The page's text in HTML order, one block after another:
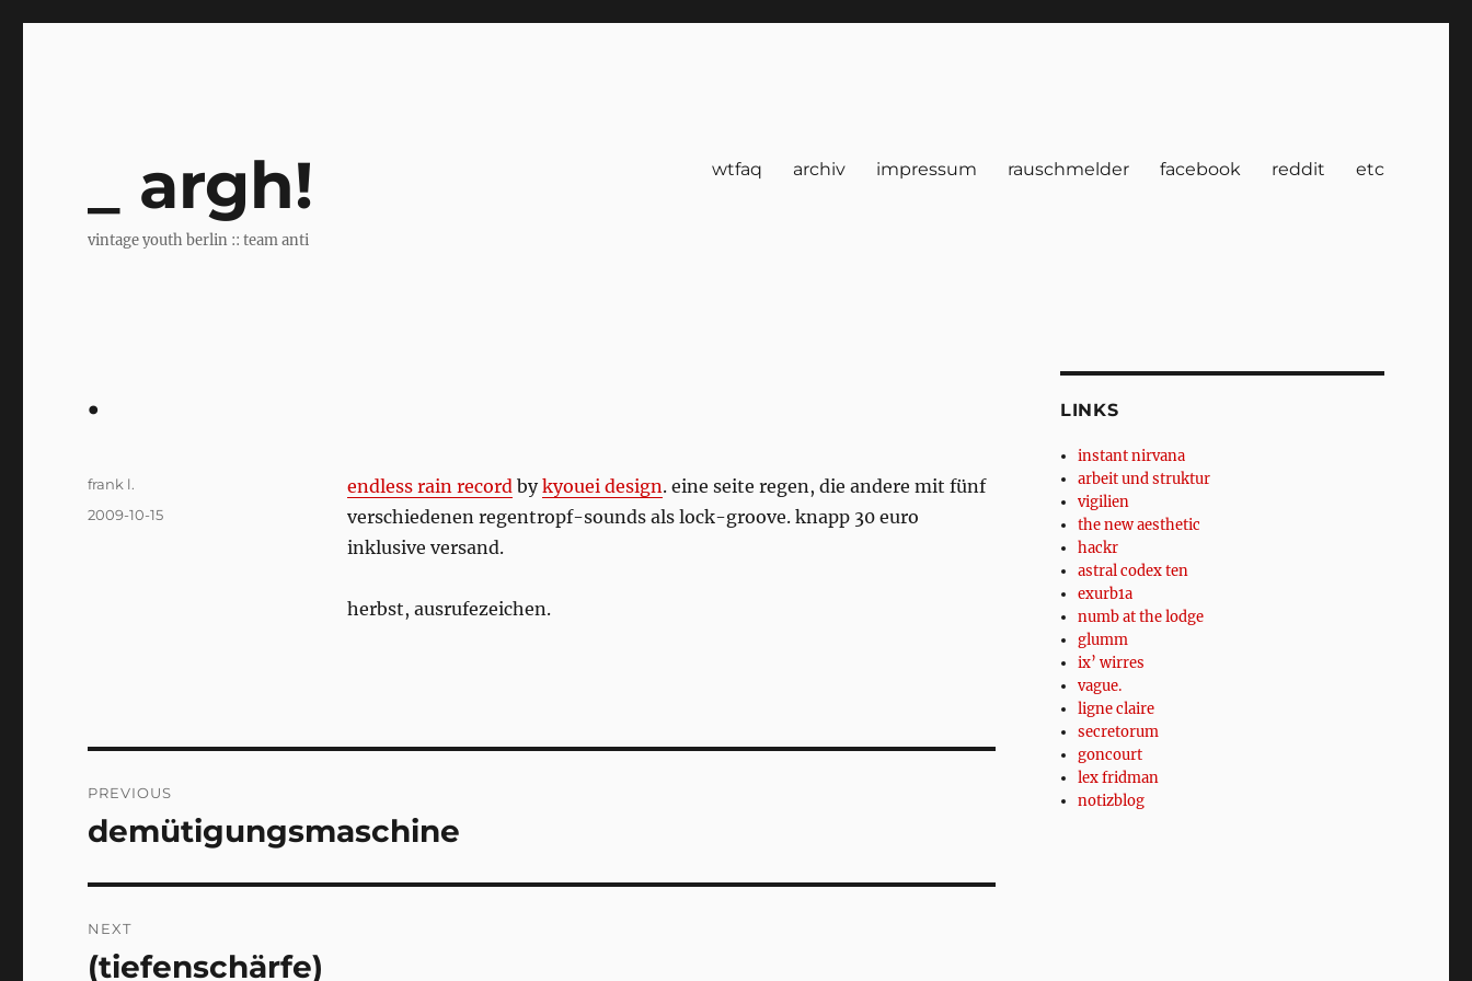
argh!
vintage youth berlin :: team anti
wtfaq archiv impressum rauschmelder facebook reddit etc
.
endless rain recordbykyouei design. eine seite regen, die andere mit fünf
verschiedenen regentropf-sounds als lock-groove. knapp 30 euro
inklusive versand.
herbst, ausrufezeichen.
Author
frank l.
Posted
2009-10-15
navigation
PREVIOUS
Previous
demütigungsmaschine
NEXT
Next
(tiefenschärfe)
LINKS
instant nirvana
arbeit und struktur
vigilien
the new aesthetic
hackr
astral codex ten
exurb1a
numb at the lodge
glumm
ix’ wirres
vague.
ligne claire
secretorum
goncourt
lex fridman
notizblog